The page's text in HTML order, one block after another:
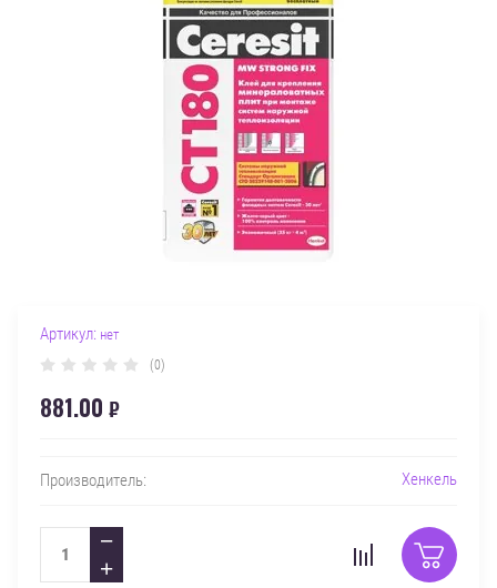
Артикул: нет
(0)
881.00 ₽
Производитель: Хенкель
−
+